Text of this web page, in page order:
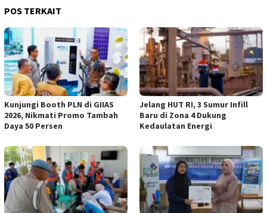
POS TERKAIT
Kunjungi Booth PLN di GIIAS
2026, Nikmati Promo Tambah
Daya 50 Persen
Jelang HUT RI, 3 Sumur Infill
Baru di Zona 4 Dukung
Kedaulatan Energi